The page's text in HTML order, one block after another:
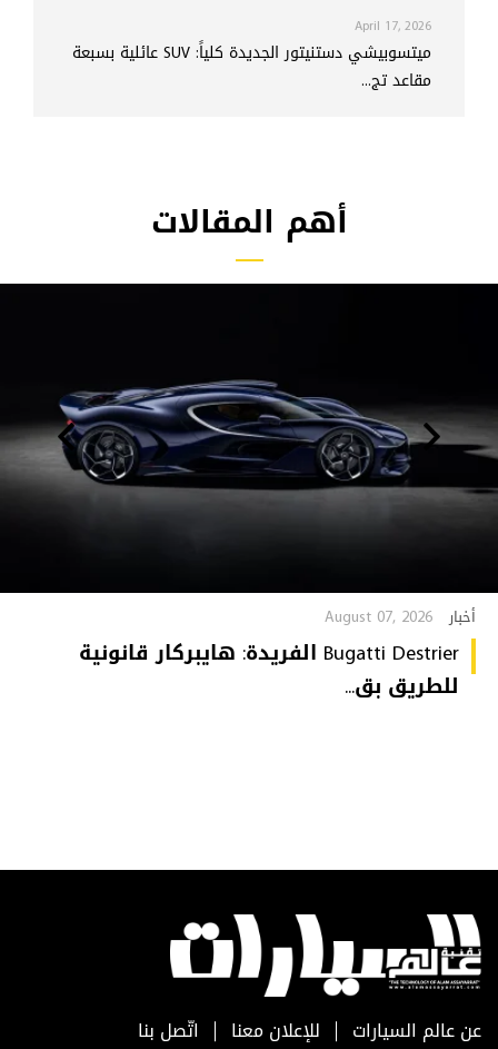
April 17, 2026
ميتسوبيشي دستنيتور الجديدة كلياً: SUV عائلية بسبعة
مقاعد تج...
أهم المقالات
أخبار August 07, 2026
Bugatti Destrier الفريدة: هايبركار قانونية
للطريق بق...
عن عالم السيارات للإعلان معنا اتّصل بنا